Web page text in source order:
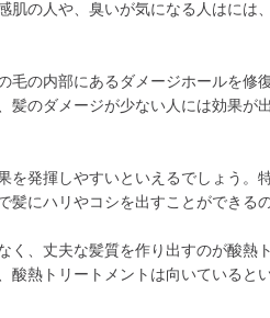
肌の人や、臭いが気になる人はには
毛の内部にあるダメージホールを修
髪のダメージが少ない人には効果が
を発揮しやすいといえるでしょう。
髪にハリやコシを出すことができる
く、丈夫な髪質を作り出すのが酸熱
酸熱トリートメントは向いていると